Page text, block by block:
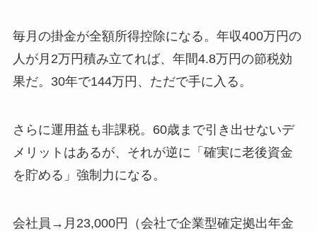
毎月の掛金が全額所得控除になる。年収400万円の
人が月2万円積み立てれば、年間4.8万円の節税効
果だ。30年で144万円、ただで手に入る。
さらに運用益も非課税。60歳まで引き出せないデ
メリットはあるが、それが逆に「確実に老後資金
を貯める」強制力になる。
会社員→月23,000円（会社で企業型確定拠出年金